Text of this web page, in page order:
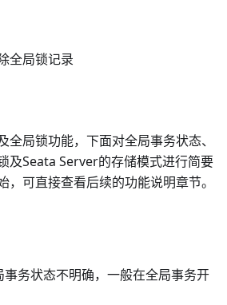
全局锁记录
全局锁功能，下面对全局事务状态、
及Seata Server的存储模式进行简要
，可直接查看后续的功能说明章节。
务状态不明确，一般在全局事务开